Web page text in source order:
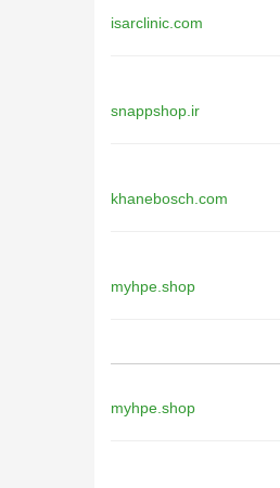
isarclinic.com
snappshop.ir
khanebosch.com
myhpe.shop
myhpe.shop